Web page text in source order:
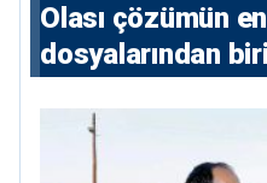
Olası çözümün
dosyalarından